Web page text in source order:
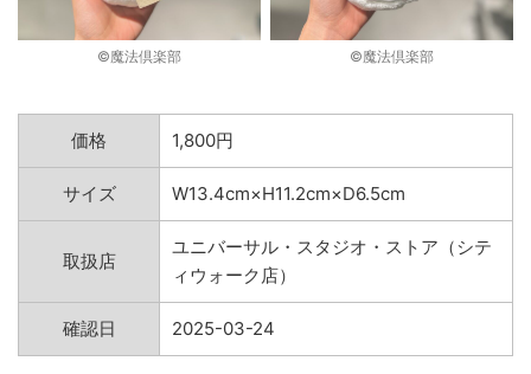
©︎魔法倶楽部 ©︎魔法倶楽部
価格 1,800円
サイズ W13.4cm×H11.2cm×D6.5cm
取扱店
ユニバーサル・スタジオ・ストア（シテ
ィウォーク店）
確認日 2025-03-24